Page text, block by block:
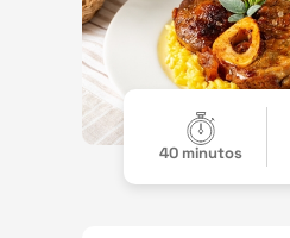
40 minutos